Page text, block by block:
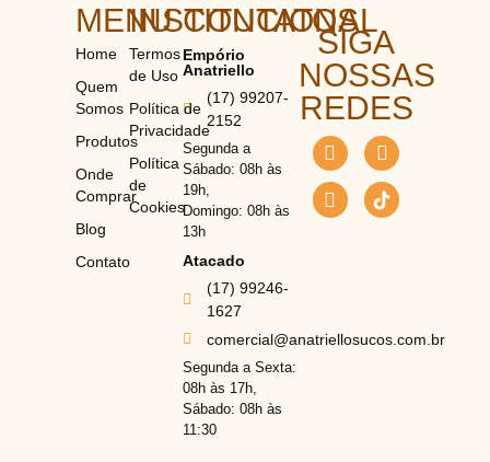
MENU
Home
Quem
Somos
Produtos
Onde
Comprar
Blog
Contato
INSTITUCIONAL
Termos
de Uso
Política de
Privacidade
Política
de
Cookies
CONTATOS
Empório
Anatriello
(17) 99207-
2152
Segunda a
Sábado: 08h às
19h,
Domingo: 08h às
13h
Atacado
(17) 99246-
1627
comercial@anatriellosucos.com.br
Segunda a Sexta:
08h às 17h,
Sábado: 08h às
11:30
SIGA
NOSSAS
REDES